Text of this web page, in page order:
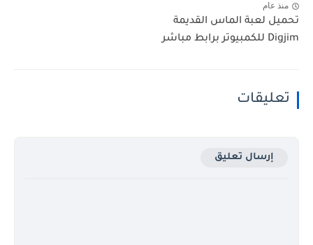
منذ عام
تحميل لعبة الماس القديمة
Digjim للكمبيوتر برابط مباشر
تعليقات
إرسال تعليق